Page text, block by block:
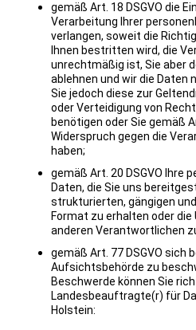
gemäß Art. 18 DSGVO die
Verarbeitung Ihrer
verlangen, soweit die
Ihnen bestritten wird, die
unrechtmäßig ist, Sie aber
ablehnen und wir die Daten
Sie jedoch diese zur
oder Verteidigung von
benötigen oder Sie gemäß
Widerspruch gegen die
haben;
gemäß Art. 20 DSGVO Ihre
Daten, die Sie uns
strukturierten, gängigen
Format zu erhalten oder
anderen Verantwortlichen
gemäß Art. 77 DSGVO sich
Aufsichtsbehörde zu
Beschwerde können Sie
Landesbeauftragte(r) für
Holstein: